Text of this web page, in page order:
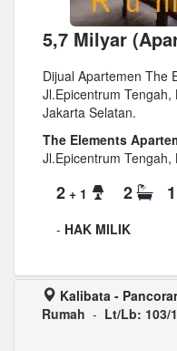
5,7 Milyar
Dijual Apartemen The
Jl.Epicentrum Tengah,
Jakarta Selatan.
The Elements
Jl.Epicentrum Tengah,
2 + 1 2 1
- HAK MILIK
Kalibata -
Rumah - Lt/Lb: 103/